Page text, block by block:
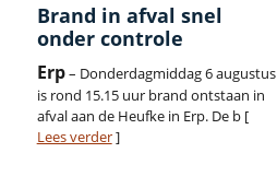
Brand in afval snel
onder controle
Erp– Donderdagmiddag 6 augustus
is rond 15.15 uur brand ontstaan in
afval aan de Heufke in Erp. De b [
Lees verder]